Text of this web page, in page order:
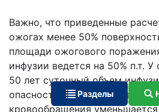
Важно, что приведенные
ожогах менее 50%
площади ожогового
инфузии ведется на 50% п.т.
50 лет суточный объем
опасности перегрузки малого
кровообращения
Разделы